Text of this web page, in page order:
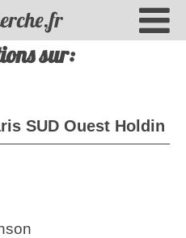
sur:
SUD Ouest Holdin